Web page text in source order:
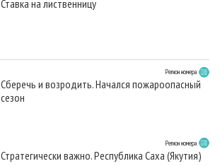
Ставка на лиственницу
Регион номера
Сберечь и возродить. Начался пожароопасный
сезон
Регион номера
Стратегически важно. Республика Саха (Якутия)